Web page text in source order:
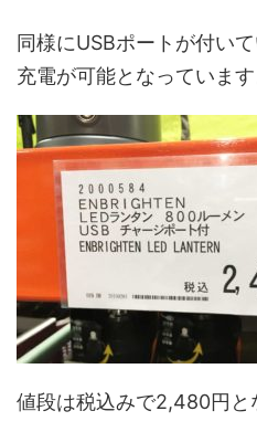
同様にUSBポートが付い
充電が可能となっていま
値段は税込みで2,480円と